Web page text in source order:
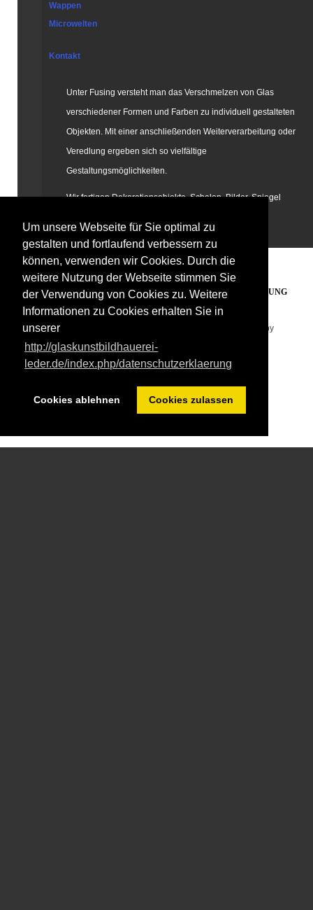
Um unsere Webseite für Sie optimal zu
gestalten und fortlaufend verbessern zu
können, verwenden wir Cookies. Durch die
weitere Nutzung der Webseite stimmen Sie
der Verwendung von Cookies zu. Weitere
Informationen zu Cookies erhalten Sie in
unserer
http://glaskunstbildhauerei-
leder.de/index.php/datenschutzerklaerung
Cookies ablehnen Cookies zulassen
Wappen
Microwelten
Kontakt
Unter Fusing versteht man das Verschmelzen von Glas
verschiedener Formen und Farben zu individuell gestalteten
Objekten. Mit einer anschließenden Weiterverarbeitung oder
Veredlung ergeben sich so vielfältige
Gestaltungsmöglichkeiten.
Wir fertigen Dekorationsobjekte, Schalen, Bilder, Spiegel
PARTNERLINKS IMPRESSUM DATENSCHUTZERKLÄRUNG
Copyright © 2026. Glaskunst Bildhauerei Leder . Designed by
Shape5.comJoomla Templates